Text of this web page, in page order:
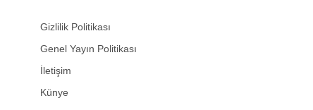
Gizlilik Politikası
Genel Yayın Politikası
İletişim
Künye